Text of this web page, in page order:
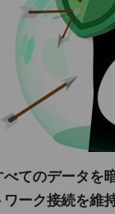
べてのデータを
ワーク接続を維